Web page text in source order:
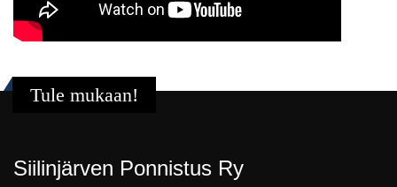
Tule mukaan!
Siilinjärven Ponnistus Ry